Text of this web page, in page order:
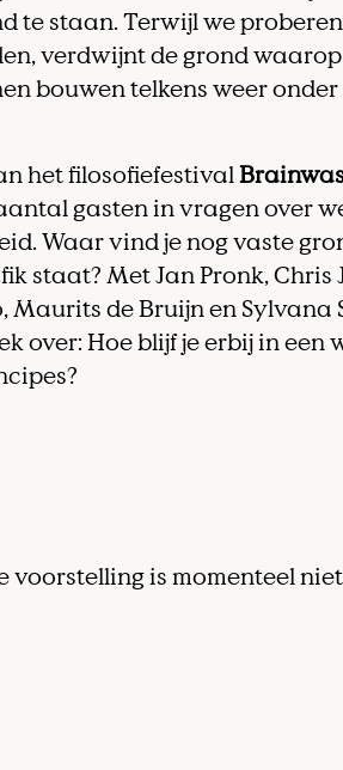
te staan. Terwijl we
verdwijnt de grond
en bouwen telkens weer
het filosofiefestival
gasten in vragen over
Waar vind je nog vaste
staat? Met Jan Pronk, Chris
de Bruijn en Sylvana
over: Hoe blijf je erbij in een
voorstelling is momenteel